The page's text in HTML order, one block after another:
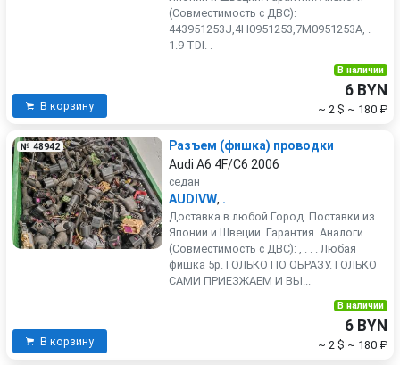
(Совместимость с ДВС):
443951253J,4H0951253,7M0951253A, .
1.9 TDI. .
В корзину
В наличии
6 BYN
~ 2 $ ~ 180 ₽
№ 48942
Разъем (фишка) проводки
Audi A6 4F/C6 2006
седан
AUDIVW, .
Доставка в любой Город. Поставки из
Японии и Швеции. Гарантия. Аналоги
(Совместимость с ДВС): , . . . Любая
фишка 5р.ТОЛЬКО ПО ОБРАЗУ.ТОЛЬКО
САМИ ПРИЕЗЖАЕМ И ВЫ...
В корзину
В наличии
6 BYN
~ 2 $ ~ 180 ₽